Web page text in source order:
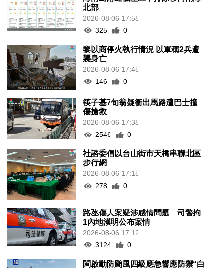
北部
2026-08-06 17:58
325
0
黎以商停火執行情況 以軍稱2兵遭
襲身亡
2026-08-06 17:45
146
0
筷子基7旬翁疑衝出馬路遭巴士撞
傷搶救
2026-08-06 17:38
2546
0
社諮委倡以台山街市天橋串聯北區
步行網
2026-08-06 17:15
278
0
路氹傷人案疑涉感情問題 司警拘
1內地漢明公布案情
2026-08-06 17:12
3124
0
閩啟動防颱風四級應急響應防禦“白